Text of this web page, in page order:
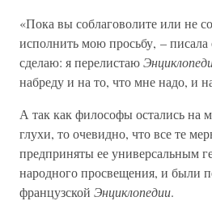
«Пока вы соблаговолите или не
исполнить мою просьбу, –
сделаю: я перелистаю
набреду и на то, что мне надо, и
А так как философы остались на
глухи, то очевидно, что все те
предприняты ее универсальным
народного просвещения, и были
французской Энциклопедии.